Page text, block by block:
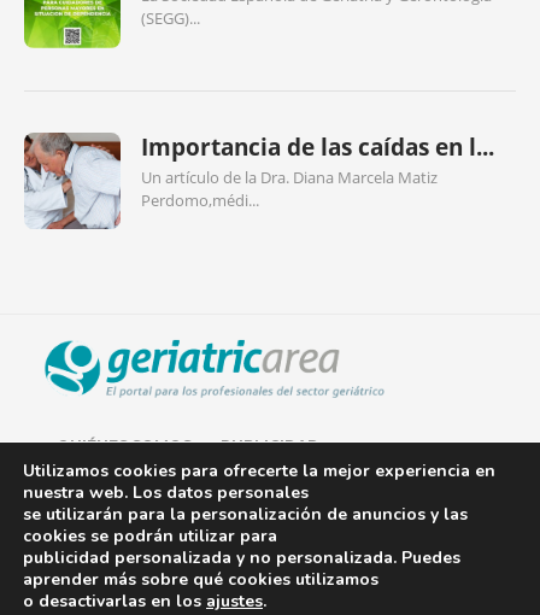
(SEGG)...
Importancia de las caídas en l...
Un artículo de la Dra. Diana Marcela Matiz
Perdomo,médi...
QUIÉNES SOMOS PUBLICIDAD
AVISO LEGAL
POLÍTICA DE COOKIES
POLÍTICA DE PRIVACIDAD
Utilizamos cookies para ofrecerte la mejor experiencia en
nuestra web. Los datos personales
se utilizarán para la personalización de anuncios y las
cookies se podrán utilizar para
publicidad personalizada y no personalizada. Puedes
aprender más sobre qué cookies utilizamos
o desactivarlas en los ajustes.